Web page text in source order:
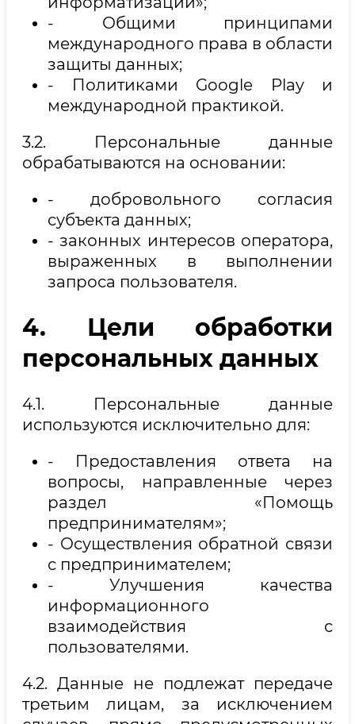
- Общими принципами
международного права в области
защиты данных;
- Политиками Google Play и
международной практикой.
3.2. Персональные данные
обрабатываются на основании:
- добровольного согласия
субъекта данных;
- законных интересов оператора,
выраженных в выполнении
запроса пользователя.
4. Цели обработки
персональных данных
4.1. Персональные данные
используются исключительно для:
- Предоставления ответа на
вопросы, направленные через
раздел «Помощь
предпринимателям»;
- Осуществления обратной связи
с предпринимателем;
- Улучшения качества
информационного
взаимодействия с
пользователями.
4.2. Данные не подлежат передаче
третьим лицам, за исключением